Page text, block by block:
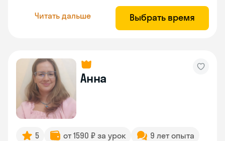
Читать дальше Выбрать время
Анна
5 от 1590 ₽ за урок
9 лет опыта